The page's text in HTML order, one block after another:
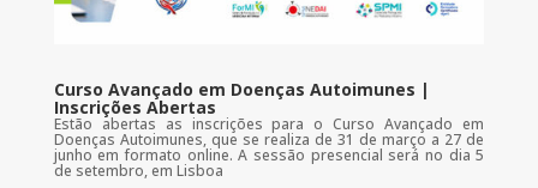
Curso Avançado em Doenças Autoimunes |
Inscrições Abertas
Estão abertas as inscrições para o Curso Avançado em
Doenças Autoimunes, que se realiza de 31 de março a 27 de
junho em formato online. A sessão presencial será no dia 5
de setembro, em Lisboa